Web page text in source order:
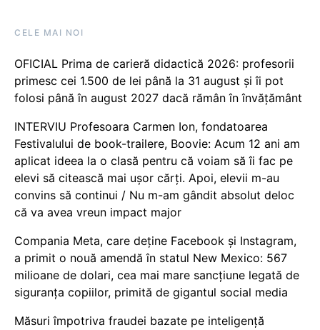
CELE MAI NOI
OFICIAL Prima de carieră didactică 2026: profesorii
primesc cei 1.500 de lei până la 31 august și îi pot
folosi până în august 2027 dacă rămân în învățământ
INTERVIU Profesoara Carmen Ion, fondatoarea
Festivalului de book-trailere, Boovie: Acum 12 ani am
aplicat ideea la o clasă pentru că voiam să îi fac pe
elevi să citească mai ușor cărți. Apoi, elevii m-au
convins să continui / Nu m-am gândit absolut deloc
că va avea vreun impact major
Compania Meta, care deține Facebook și Instagram,
a primit o nouă amendă în statul New Mexico: 567
milioane de dolari, cea mai mare sancțiune legată de
siguranța copiilor, primită de gigantul social media
Măsuri împotriva fraudei bazate pe inteligență